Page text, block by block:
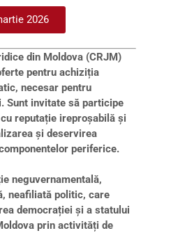
2026
din Moldova (CRJM)
pentru achiziția
necesar pentru
Sunt invitate să participe
reputație ireproșabilă și
și deservirea
periferice.
neguvernamentală,
neafiliată politic, care
democrației și a statului
prin activități de